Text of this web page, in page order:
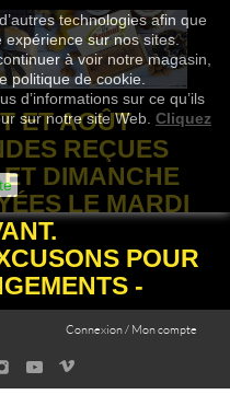
technologies afin que
expérience sur nos sites.
à voir notre magasin,
politique de cookie.
d’informations sur ce qu’ils
sur notre site Web. Cliquez
ET AOÛT
REÇUES
DIMANCHE
LE MARDI
POUR
-
Connexion / Mon compte